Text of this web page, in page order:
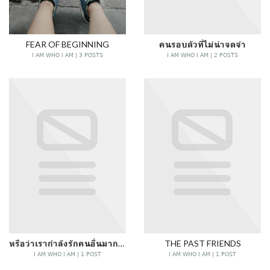
FEAR OF BEGINNING
I AM WHO I AM | 3 POSTS
คนรอบตัวที่ไม่น่าจดจำ
I AM WHO I AM | 2 POSTS
หรือว่าเรากำลังรักคนอื่นมากว่าตัวเอง
I AM WHO I AM | 1 POST
THE PAST FRIENDS
I AM WHO I AM | 1 POST